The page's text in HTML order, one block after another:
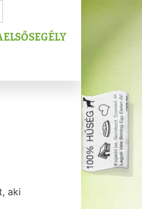
aki